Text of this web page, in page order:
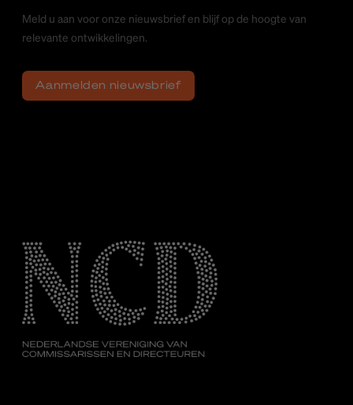
Meld u aan voor onze nieuwsbrief en blijf op de hoogte van
relevante ontwikkelingen.
Aanmelden nieuwsbrief